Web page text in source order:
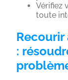
Vérifiez
toute
Recourir
: